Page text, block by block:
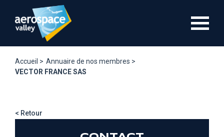
contenu
Accueil > Annuaire de nos membres >
VECTOR FRANCE SAS
< Retour